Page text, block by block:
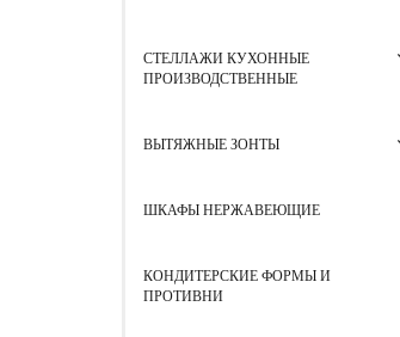
СТЕЛЛАЖИ КУХОННЫЕ
ПРОИЗВОДСТВЕННЫЕ
ВЫТЯЖНЫЕ ЗОНТЫ
ШКАФЫ НЕРЖАВЕЮЩИЕ
КОНДИТЕРСКИЕ ФОРМЫ И
ПРОТИВНИ